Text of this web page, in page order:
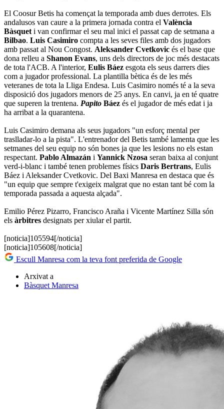
El Coosur Betis ha començat la temporada amb dues derrotes. Els
andalusos van caure a la primera jornada contra el València
Bàsquet i van confirmar el seu mal inici el passat cap de setmana a
Bilbao. Luis Casimiro compta a les seves files amb dos jugadors
amb passat al Nou Congost. Aleksander Cvetkovic és el base que
dona relleu a Shanon Evans, uns dels directors de joc més destacats
de tota l'ACB. A l'interior, Eulis Báez esgota els seus darrers dies
com a jugador professional. La plantilla bètica és de les més
veteranes de tota la Lliga Endesa. Luis Casimiro només té a la seva
disposició dos jugadors menors de 25 anys. En canvi, ja en té quatre
que superen la trentena. Papito Báez és el jugador de més edat i ja
ha arribat a la quarantena.
Luis Casimiro demana als seus jugadors "un esforç mental per
traslladar-lo a la pista". L'entrenador del Betis també lamenta que les
setmanes del seu equip no són bones ja que les lesions no els estan
respectant. Pablo Almazán i Yannick Nzosa seran baixa al conjunt
verd-i-blanc i també tenen problemes físics Daris Bertrans, Eulis
Báez i Aleksander Cvetkovic. Del Baxi Manresa en destaca que és
"un equip que sempre t'exigeix malgrat que no estan tant bé com la
temporada passada a aquesta alçada".
Emilio Pérez Pizarro, Francisco Araña i Vicente Martínez Silla són
els àrbitres designats per xiular el partit.
[noticia]105594[/noticia]
[noticia]105608[/noticia]
Escull Manresa com la teva font preferida de Google
Arxivat a
Bàsquet Manresa